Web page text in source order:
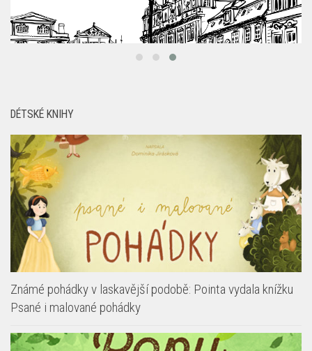
Známé pohádky v laskavější podobě: Pointa vydala knížku
Psané i malované pohádky